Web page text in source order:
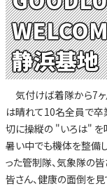
静浜基地
気付けば着隊から7
は晴れて10名全員で卒
切に操縦の "いろは" を
暑い中でも機体を整備
った管制隊、気象隊の
皆さん、健康の面倒を